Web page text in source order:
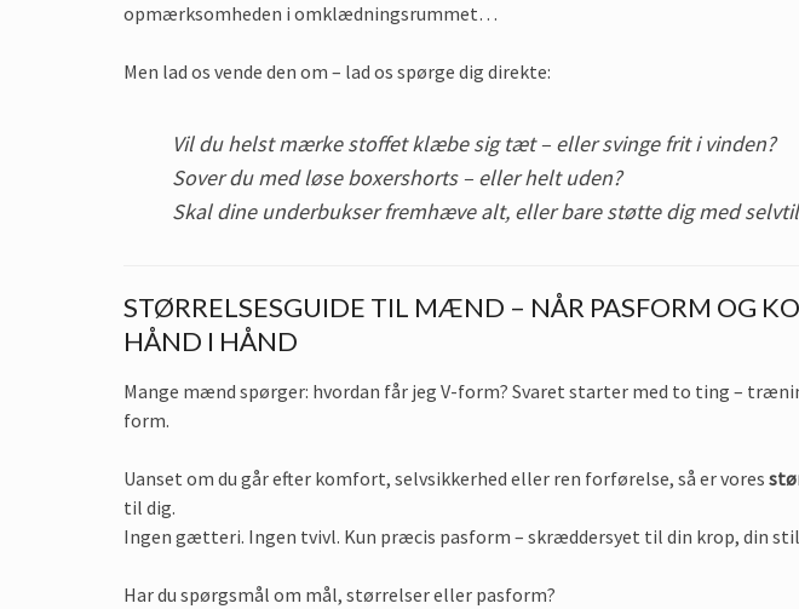
opmærksomheden i omklædningsrummet…
Men lad os vende den om – lad os spørge dig direkte:
Vil du helst mærke stoffet klæbe sig tæt – eller svinge frit i vinden?
Sover du med løse boxershorts – eller helt uden?
Skal dine underbukser fremhæve alt, eller bare støtte dig med
STØRRELSESGUIDE TIL MÆND – NÅR PASFORM OG
HÅND I HÅND
Mange mænd spørger: hvordan får jeg V-form? Svaret starter med to ting –
form.
Uanset om du går efter komfort, selvsikkerhed eller ren forførelse, så er vores
til dig.
Ingen gætteri. Ingen tvivl. Kun præcis pasform – skræddersyet til din krop, din
Har du spørgsmål om mål, størrelser eller pasform?